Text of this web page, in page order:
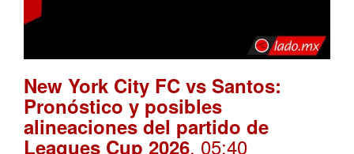
New York City FC vs Santos:
Pronóstico y posibles
alineaciones del partido de
Leagues Cup 2026. 05:40